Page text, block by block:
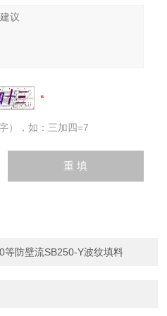
），如：三加四=7
等防壁流SB250-Y波纹填料